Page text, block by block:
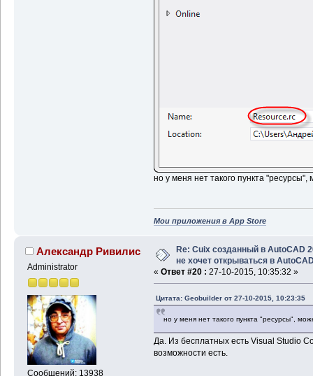
но у меня нет такого пункта
Мои приложения в App Store
Александр Ривилис
Administrator
Сообщений: 13938
Re: Cuix созданный в AutoCAD
не хочет открываться в
« Ответ #20 : 27-10-2015, 10:35:32 »
Цитата: Geobuilder от 27-10-2015, 10:23:35
но у меня нет такого пункта "ресурсы",
Да. Из бесплатных есть Visual Studio
возможности есть.